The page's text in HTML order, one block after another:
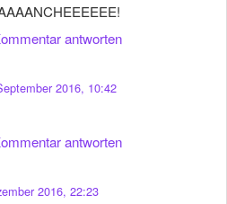
antworten
2016, 10:42
antworten
2016, 22:23